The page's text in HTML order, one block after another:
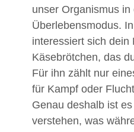
unser Organismus in
Überlebensmodus.
interessiert sich dein
Käsebrötchen, das
Für ihn zählt nur
für Kampf oder
Genau deshalb ist
verstehen, was